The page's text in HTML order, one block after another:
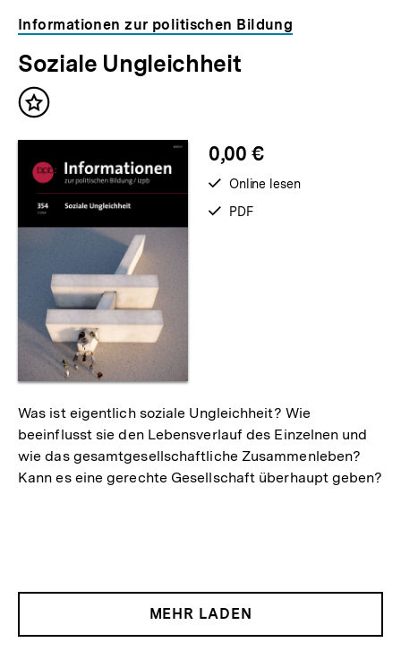
Informationen zur politischen Bildung
Soziale Ungleichheit
Inhalt
0,00 €
verfügbar
Online lesen
verfügbar
PDF
Was ist eigentlich soziale Ungleichheit? Wie
beeinflusst sie den Lebensverlauf des Einzelnen und
wie das gesamtgesellschaftliche Zusammenleben?
Kann es eine gerechte Gesellschaft überhaupt geben?
MEHR LADEN